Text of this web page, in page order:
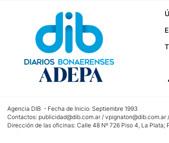
Agencia DIB - Fecha de Inicio: Septiembre 1993
Contactos: publicidad@dib.com.ar / vpignaton@dib.com.ar /
Dirección de las oficinas: Calle 48 Nº 726 Piso 4, La Plata;
Teléfono: +5492215022421 - Whatsapp: +5492215031783